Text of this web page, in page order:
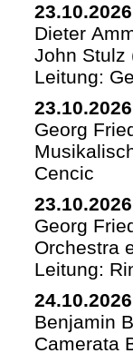
23.10.2026
Dieter
John Stulz
Leitung:
23.10.2026
Georg
Cencic
23.10.2026
Georg
Orchestra
Leitung:
24.10.2026
Benjamin
Camerata